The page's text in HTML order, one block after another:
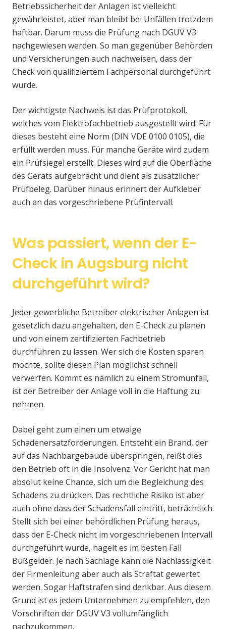
Betriebssicherheit der Anlagen ist vielleicht
gewährleistet, aber man bleibt bei Unfällen trotzdem
haftbar. Darum muss die Prüfung nach DGUV V3
nachgewiesen werden. So man gegenüber Behörden
und Versicherungen auch nachweisen, dass der
Check von qualifiziertem Fachpersonal durchgeführt
wurde.
Der wichtigste Nachweis ist das Prüfprotokoll,
welches vom Elektrofachbetrieb ausgestellt wird. Für
dieses besteht eine Norm (DIN VDE 0100 0105), die
erfüllt werden muss. Für manche Geräte wird zudem
ein Prüfsiegel erstellt. Dieses wird auf die Oberfläche
des Geräts aufgebracht und dient als zusätzlicher
Prüfbeleg. Darüber hinaus erinnert der Aufkleber
auch an das vorgeschriebene Prüfintervall.
Was passiert, wenn der E-
Check in Augsburg nicht
durchgeführt wird?
Jeder gewerbliche Betreiber elektrischer Anlagen ist
gesetzlich dazu angehalten, den E-Check zu planen
und von einem zertifizierten Fachbetrieb
durchführen zu lassen. Wer sich die Kosten sparen
möchte, sollte diesen Plan möglichst schnell
verwerfen. Kommt es nämlich zu einem Stromunfall,
ist der Betreiber der Anlage voll in die Haftung zu
nehmen.
Dabei geht zum einen um etwaige
Schadenersatzforderungen. Entsteht ein Brand, der
auf das Nachbargebäude überspringen, reißt dies
den Betrieb oft in die Insolvenz. Vor Gericht hat man
absolut keine Chance, sich um die Begleichung des
Schadens zu drücken. Das rechtliche Risiko ist aber
auch ohne dass der Schadensfall eintritt, beträchtlich.
Stellt sich bei einer behördlichen Prüfung heraus,
dass der E-Check nicht im vorgeschriebenen Intervall
durchgeführt wurde, hagelt es im besten Fall
Bußgelder. Je nach Sachlage kann die Nachlässigkeit
der Firmenleitung aber auch als Straftat gewertet
werden. Sogar Haftstrafen sind denkbar. Aus diesem
Grund ist es jedem Unternehmen zu empfehlen, den
Vorschriften der DGUV V3 vollumfänglich
nachzukommen.